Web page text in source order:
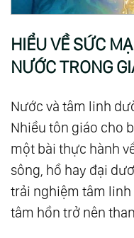
HIỂU VỀ SỨC
NƯỚC TRONG
Nước và tâm linh
Nhiều tôn giáo cho
một bài thực hành
sông, hồ hay đại
trải nghiệm tâm linh
tâm hồn trở nên